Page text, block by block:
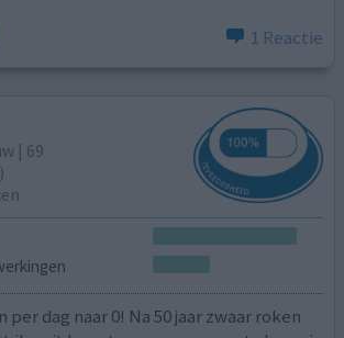
1 Reactie
| 69
per dag naar 0! Na 50 jaar zwaar roken